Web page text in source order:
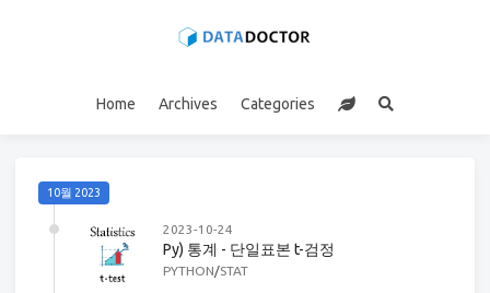
Home Archives Categories
10월 2023
2023-10-24
Py) 통계 - 단일표본 t-검정
PYTHON/STAT